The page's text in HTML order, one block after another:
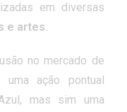
em diversas
e artes.
no mercado de
ação pontual
mas sim uma